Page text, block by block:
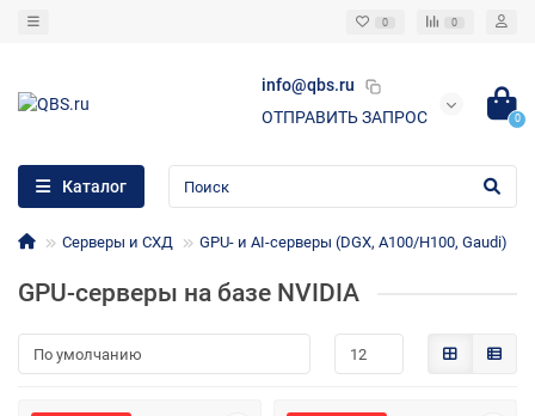
0 0
info@qbs.ru
ОТПРАВИТЬ ЗАПРОС
0
Каталог
Серверы и СХД GPU- и AI-серверы (DGX, A100/H100, Gaudi)
GPU-серверы на базе NVIDIA